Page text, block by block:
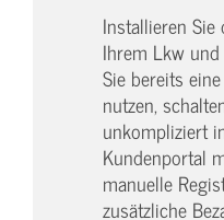
Installieren
Ihrem Lkw
Sie bereits
nutzen,
unkompliziert
Kundenportal
manuelle
zusätzliche